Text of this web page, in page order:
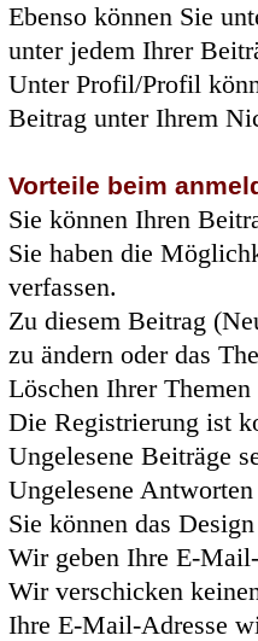
Ebenso können Sie
unter jedem Ihrer
Unter Profil/Profil
Beitrag unter Ihrem
Vorteile beim
Sie können Ihren
Sie haben die
verfassen.
Zu diesem Beitrag
zu ändern oder das
Löschen Ihrer
Die Registrierung ist
Ungelesene Beiträge
Ungelesene
Sie können das
Wir geben Ihre E-
Wir verschicken
Ihre E-Mail-Adresse